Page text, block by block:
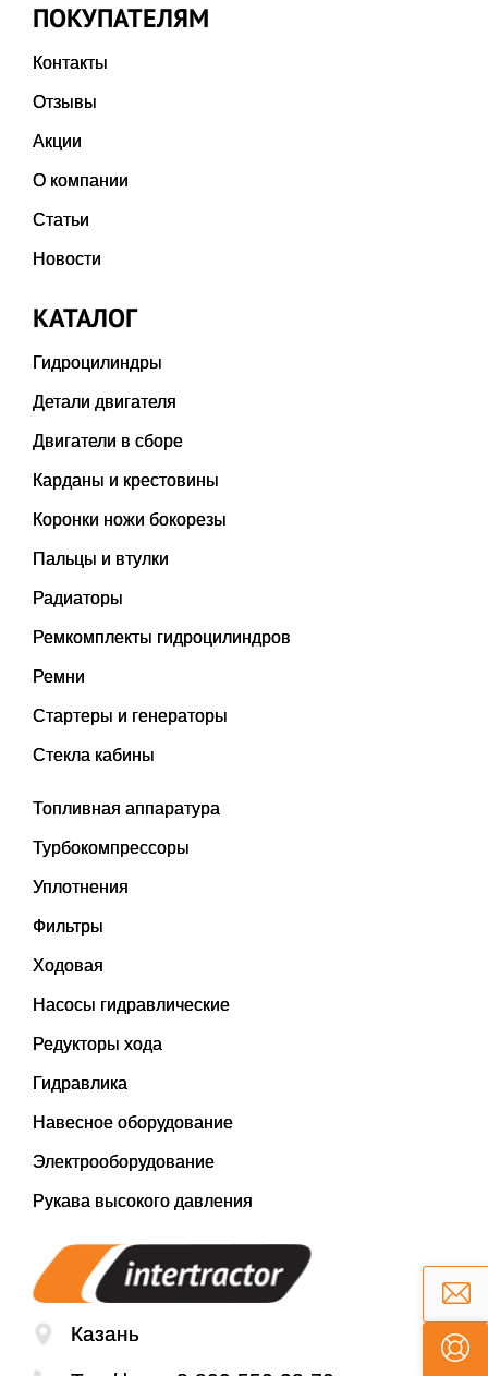
ПОКУПАТЕЛЯМ
Контакты
Отзывы
Акции
О компании
Статьи
Новости
КАТАЛОГ
Гидроцилиндры
Детали двигателя
Двигатели в сборе
Карданы и крестовины
Коронки ножи бокорезы
Пальцы и втулки
Радиаторы
Ремкомплекты гидроцилиндров
Ремни
Стартеры и генераторы
Стекла кабины
Топливная аппаратура
Турбокомпрессоры
Уплотнения
Фильтры
Ходовая
Насосы гидравлические
Редукторы хода
Гидравлика
Навесное оборудование
Электрооборудование
Рукава высокого давления
Казань